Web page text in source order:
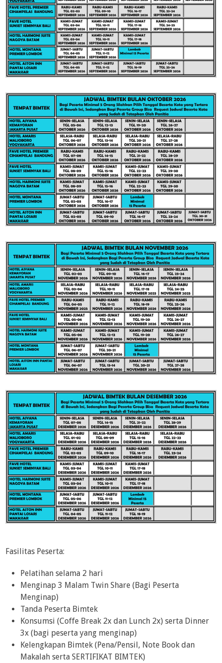
Fasilitas Peserta:
Pelatihan selama 2 hari
Menginap 3 Malam Twin Share (Bagi Peserta
Menginap)
Tanda Peserta Bimtek
Konsumsi (Coffe Break 2x dan Lunch 2x) serta Dinner
3x (bagi peserta yang menginap)
Kelengkapan Bimtek (Pena/Pensil, Note Book dan
Makalah serta SERTIFIKAT BIMTEK)